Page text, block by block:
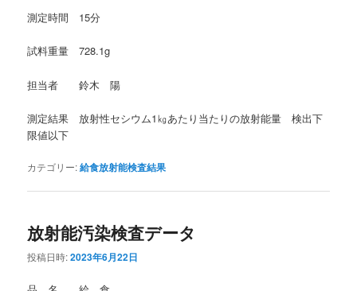
測定時間 15分
試料重量 728.1g
担当者 鈴木 陽
測定結果 放射性セシウム1㎏あたり当たりの放射能量 検出下
限値以下
カテゴリー:給食放射能検査結果
放射能汚染検査データ
投稿日時:2023年6月22日